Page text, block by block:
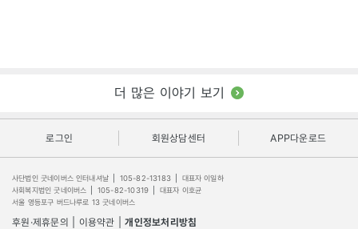
더 많은 이야기 보기
로그인 회원상담센터 APP다운로드
사단법인 굿네이버스 인터내셔날 105-82-13183
대표자 이일하
사회복지법인 굿네이버스
105-82-10319
대표자 이호균
서울 영등포구 버드나루로 13 굿네이버스
후원·제휴문의 이용약관 개인정보처리방침